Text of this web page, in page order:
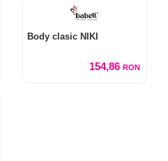
Body clasic NIKI
154,86 RON